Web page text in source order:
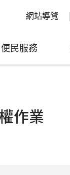
網站導覽
便民服務
作業